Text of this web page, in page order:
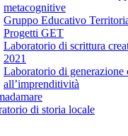
metacognitive
Gruppo Educativo
Progetti GET
Laboratorio di scrittura
2021
Laboratorio di generazione
all’imprenditività
di storia locale